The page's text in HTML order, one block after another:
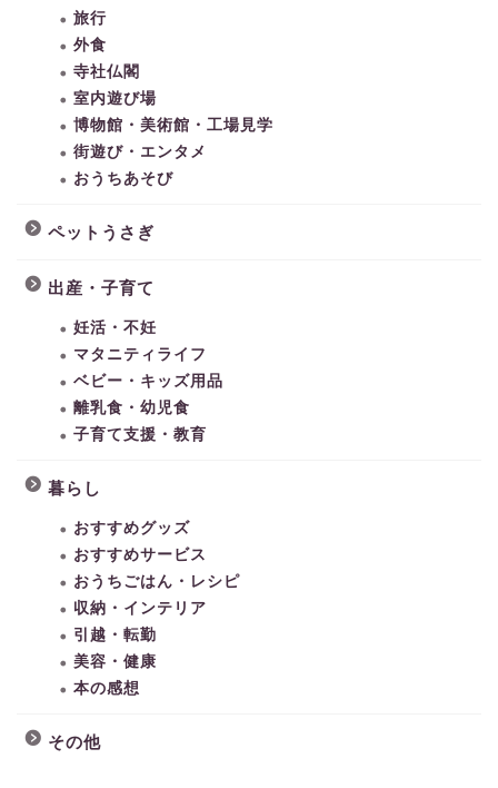
旅行
外食
寺社仏閣
室内遊び場
博物館・美術館・工場見学
街遊び・エンタメ
おうちあそび
ペットうさぎ
出産・子育て
妊活・不妊
マタニティライフ
ベビー・キッズ用品
離乳食・幼児食
子育て支援・教育
暮らし
おすすめグッズ
おすすめサービス
おうちごはん・レシピ
収納・インテリア
引越・転勤
美容・健康
本の感想
その他